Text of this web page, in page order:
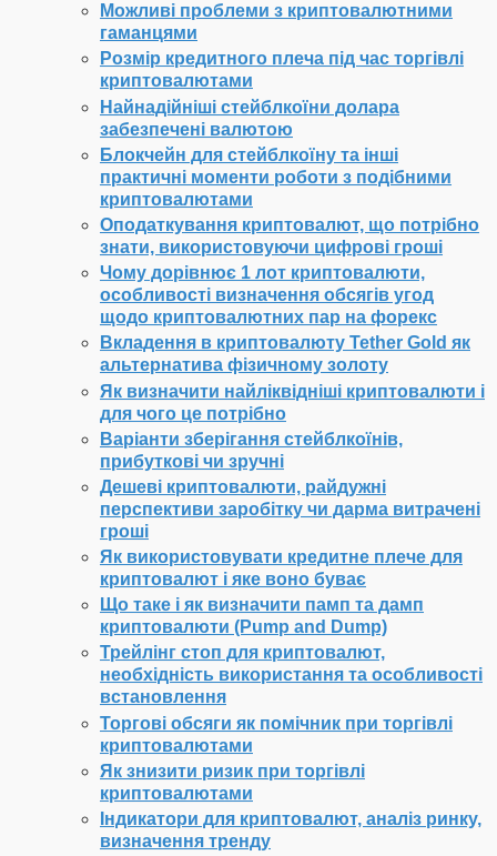
Можливі проблеми з криптовалютними
гаманцями
Розмір кредитного плеча під час торгівлі
криптовалютами
Найнадійніші стейблкоїни долара
забезпечені валютою
Блокчейн для стейблкоїну та інші
практичні моменти роботи з подібними
криптовалютами
Оподаткування криптовалют, що потрібно
знати, використовуючи цифрові гроші
Чому дорівнює 1 лот криптовалюти,
особливості визначення обсягів угод
щодо криптовалютних пар на форекс
Вкладення в криптовалюту Tether Gold як
альтернатива фізичному золоту
Як визначити найліквідніші криптовалюти і
для чого це потрібно
Варіанти зберігання стейблкоїнів,
прибуткові чи зручні
Дешеві криптовалюти, райдужні
перспективи заробітку чи дарма витрачені
гроші
Як використовувати кредитне плече для
криптовалют і яке воно буває
Що таке і як визначити памп та дамп
криптовалюти (Pump and Dump)
Трейлінг стоп для криптовалют,
необхідність використання та особливості
встановлення
Торгові обсяги як помічник при торгівлі
криптовалютами
Як знизити ризик при торгівлі
криптовалютами
Індикатори для криптовалют, аналіз ринку,
визначення тренду